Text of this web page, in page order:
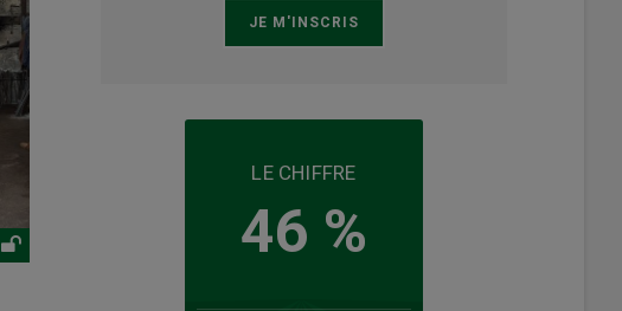
LE CHIFFRE
46 %